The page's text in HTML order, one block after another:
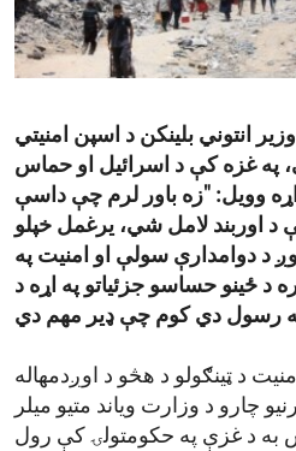
ENVIRONMENT AND HEALTH
IDEALS AND INSTITUTIONS
انتوني بلینکن د اسپن امنیتي
په غزه کې د اسرائیل او حماس
اړه وویل: "زه باور لرم چې داسې
اوربند لامل شي، یرغمل خپلو
د دوامدارې سولې او امنیت په
ځینو حساسو جزئیاتو په اړه د
د ټینګولو د هڅو د اوږدمهاله
چارو د وزارت ویاند متیو میلر
به د غزې په حکومتولۍ کې رول